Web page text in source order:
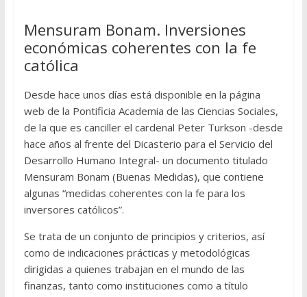
Mensuram Bonam. Inversiones
económicas coherentes con la fe
católica
Desde hace unos días está disponible en la página
web de la Pontificia Academia de las Ciencias Sociales,
de la que es canciller el cardenal Peter Turkson -desde
hace años al frente del Dicasterio para el Servicio del
Desarrollo Humano Integral- un documento titulado
Mensuram Bonam (Buenas Medidas), que contiene
algunas “medidas coherentes con la fe para los
inversores católicos”.
Se trata de un conjunto de principios y criterios, así
como de indicaciones prácticas y metodológicas
dirigidas a quienes trabajan en el mundo de las
finanzas, tanto como instituciones como a título